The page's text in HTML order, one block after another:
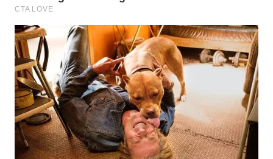
WN
BORNEO
Wahana
Media
Group
WAHANA
NEWS